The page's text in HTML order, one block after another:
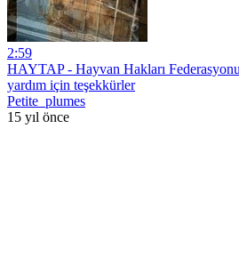
2:59
HAYTAP - Hayvan Hakları
yardım için teşekkürler
Petite_plumes
15 yıl önce